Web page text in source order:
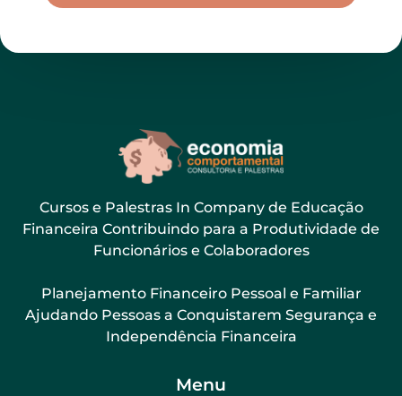
Cursos e Palestras In Company de Educação
Financeira Contribuindo para a Produtividade de
Funcionários e Colaboradores
Planejamento Financeiro Pessoal e Familiar
Ajudando Pessoas a Conquistarem Segurança e
Independência Financeira
Menu